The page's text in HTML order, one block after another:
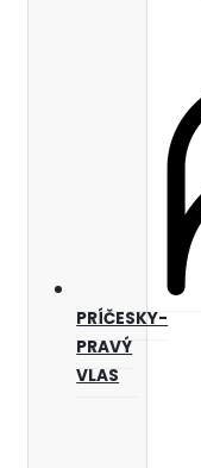
PRÍČESKY-
PRAVÝ
VLAS